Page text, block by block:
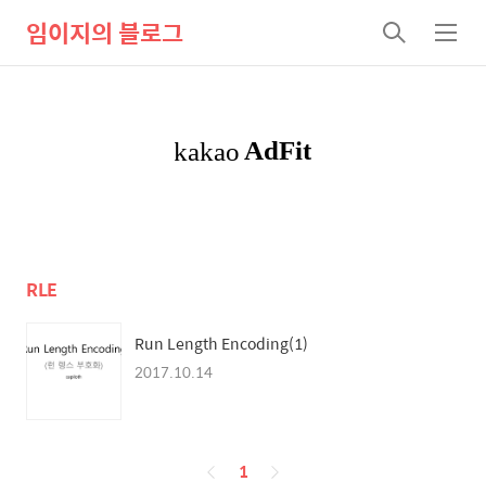
임이지의 블로그
검
색
메
뉴
RLE
Run Length Encoding(1)
2017.10.14
페
1